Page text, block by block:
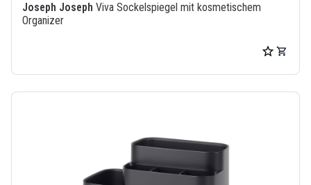
Joseph Joseph Viva Sockelspiegel mit kosmetischem
Organizer